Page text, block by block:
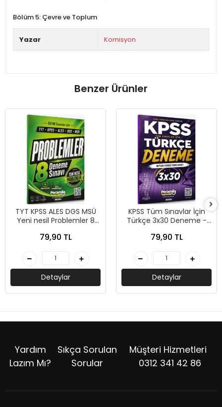
Bölüm 5: Çevre ve Toplum
Yazar Komisyon
Benzer Ürünler
TYT KPSS ALES DGS MSÜ
Yeni nesil Problemler 8
Yayıncılık
79,90 TL
Detaylar
KPSS Tüm Sınavlar İçin
Türkçe 3x30 Deneme -
79,90 TL
Detaylar
Yardım
Lazım Mı?
Sıkça Sorulan
Sorular
Müşteri Hizmetleri
0312 341 42 86